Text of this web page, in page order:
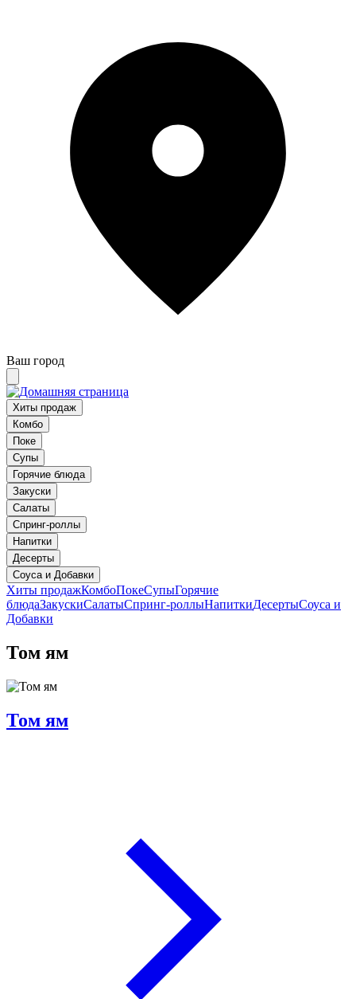
Ваш город
Хиты продаж
Комбо
Поке
Супы
Горячие блюда
Закуски
Салаты
Спринг-роллы
Напитки
Десерты
Соуса и Добавки
Хиты продажКомбоПокеСупыГорячие
блюдаЗакускиСалатыСпринг-роллыНапиткиДесертыСоуса и
Добавки
Том ям
Том ям